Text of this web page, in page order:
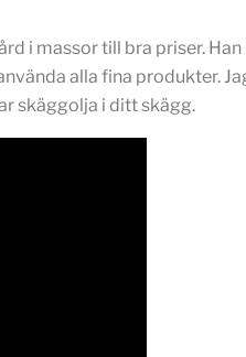
i massor till bra priser.
alla fina produkter.
skäggolja i ditt skägg.